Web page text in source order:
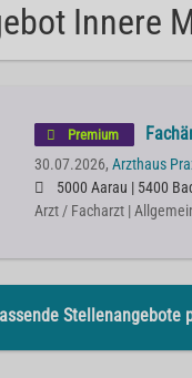
Innere
Premium
30.07.2026, Arzthaus
5000 Aarau | 5400
Arzt / Facharzt |
Stellenangebote